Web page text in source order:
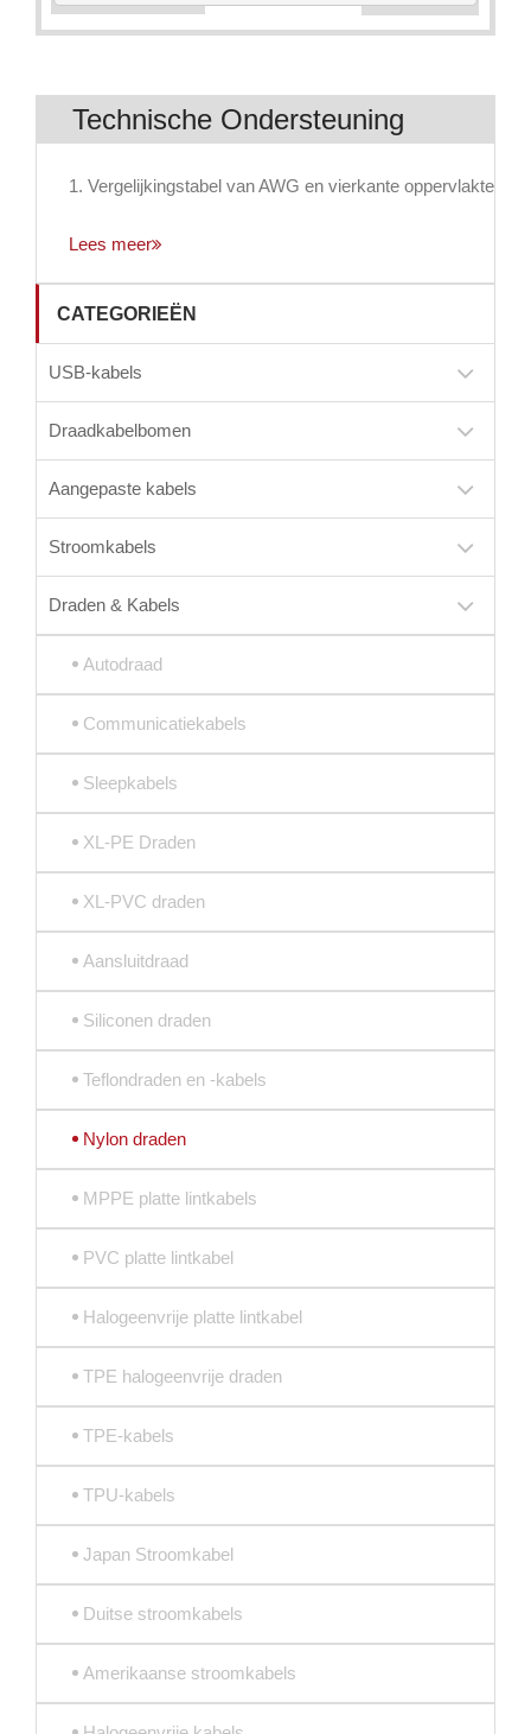
Technische Ondersteuning
1. Vergelijkingstabel van AWG en vierkante oppervlakte
Lees meer
CATEGORIEËN
USB-kabels
Draadkabelbomen
Aangepaste kabels
Stroomkabels
Draden & Kabels
Autodraad
Communicatiekabels
Sleepkabels
XL-PE Draden
XL-PVC draden
Aansluitdraad
Siliconen draden
Teflondraden en -kabels
Nylon draden
MPPE platte lintkabels
PVC platte lintkabel
Halogeenvrije platte lintkabel
TPE halogeenvrije draden
TPE-kabels
TPU-kabels
Japan Stroomkabel
Duitse stroomkabels
Amerikaanse stroomkabels